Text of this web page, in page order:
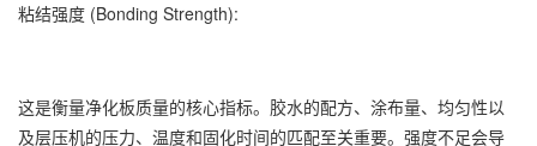
粘结强度 (Bonding Strength):
这是衡量净化板质量的核心指标。胶水的配方、涂布量、均匀性以
及层压机的压力、温度和固化时间的匹配至关重要。强度不足会导